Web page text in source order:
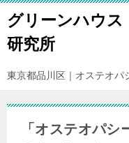
グリーンハウ
研究所
東京都品川区｜オステオパ
「オステオパ